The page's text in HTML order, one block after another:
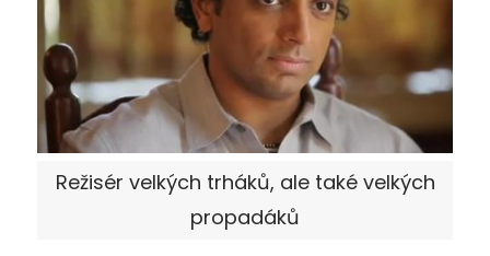
Režisér velkých trháků, ale také velkých
propadáků